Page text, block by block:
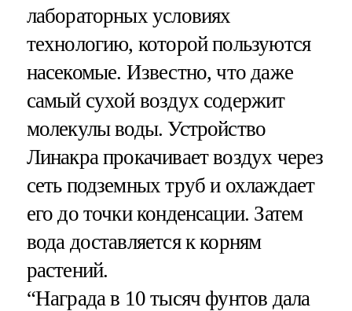
лабораторных условиях
технологию, которой пользуются
насекомые. Известно, что даже
самый сухой воздух содержит
молекулы воды. Устройство
Линакра прокачивает воздух через
сеть подземных труб и охлаждает
его до точки конденсации. Затем
вода доставляется к корням
растений.
“Награда в 10 тысяч фунтов дала